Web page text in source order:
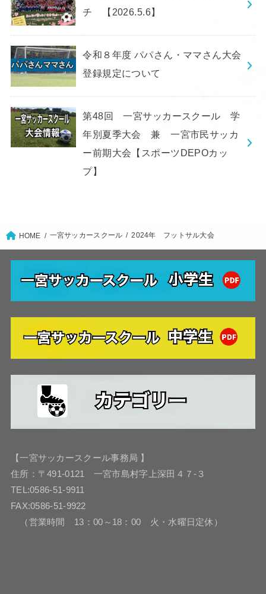
チ 【2026.5.6】
令和８年度 パパさん・ママさん大会
登録規定について
第48回 一宮サッカースクール 学
年別夏季大会 兼 一宮市民サッカ
ー前期大会【スポーツDEPOカッ
プ】
HOME 一宮サッカースクール 2024年 フットサル大会
【一宮サッカースクール事務局 】
住所：〒491-0121 一宮市島村字上深田４７-３
TEL:0586-51-9911
FAX:0586-51-9922
（営業時間 13：00～18：00 火・水曜日定休）